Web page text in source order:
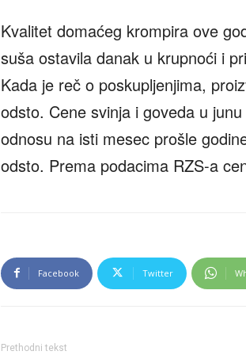
Kvalitet domaćeg krompira ove
suša ostavila danak u krupnoći i
Kada je reč o poskupljenjima,
odsto. Cene svinja i goveda u
odnosu na isti mesec prošle
odsto. Prema podacima RZS-a
Facebook Twitter
Prethodni tekst